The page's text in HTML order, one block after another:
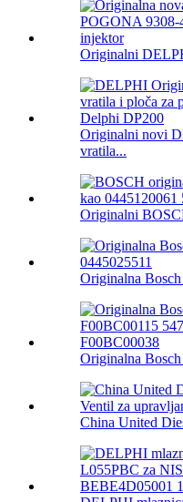
Originalni
Originalni novi
vratila...
Originalni
Originalna
Originalna
China United